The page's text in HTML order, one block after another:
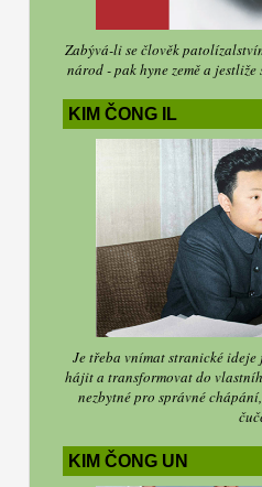
Zabývá-li se člověk
národ - pak hyne země a
KIM ČONG IL
Je třeba vnímat stranické
hájit a transformovat do
nezbytné pro správné
KIM ČONG UN